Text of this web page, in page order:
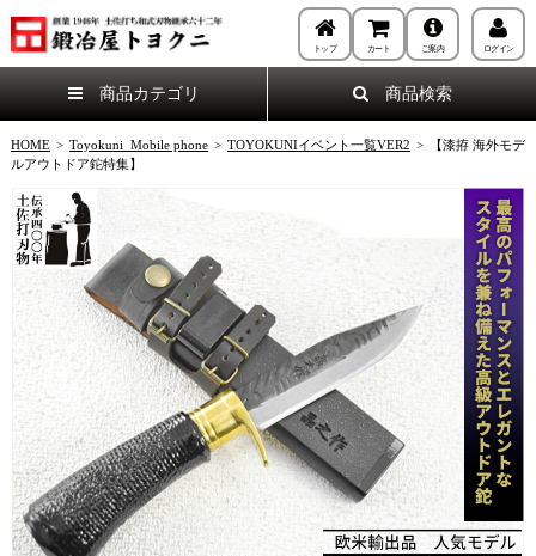
トップ カート ご案内 ログイン
商品カテゴリ 商品検索
HOME > Toyokuni_Mobile phone > TOYOKUNIイベント一覧VER2 >
【漆拵 海外モデ
ルアウトドア鉈特集】